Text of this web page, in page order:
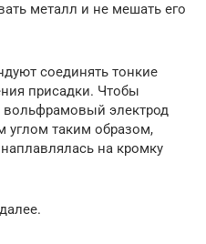
металл и не мешать его
соединять тонкие
присадки. Чтобы
электрод
углом таким образом,
на кромку